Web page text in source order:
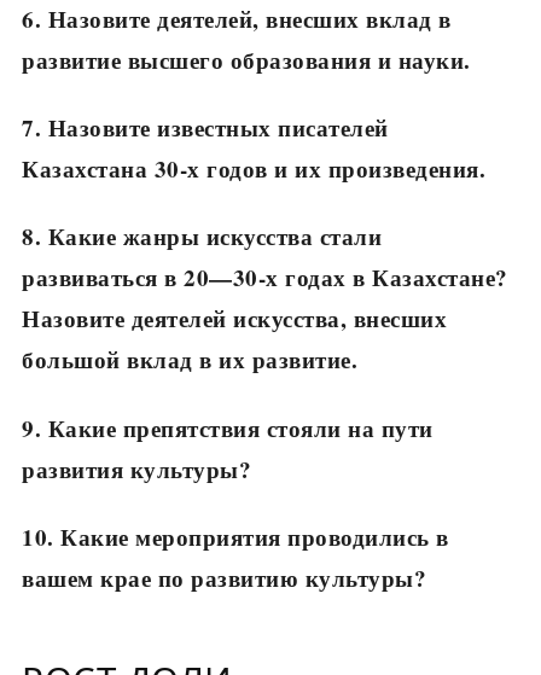
6. Назовите деятелей, внесших вклад в
развитие высшего образования и науки.
7. Назовите известных писателей
Казахстана 30-х годов и их произведения.
8. Какие жанры искусства стали
развиваться в 20—30-х годах в Казахстане?
Назовите деятелей искусства, внесших
большой вклад в их развитие.
9. Какие препятствия стояли на пути
развития культуры?
10. Какие мероприятия проводились в
вашем крае по развитию культуры?